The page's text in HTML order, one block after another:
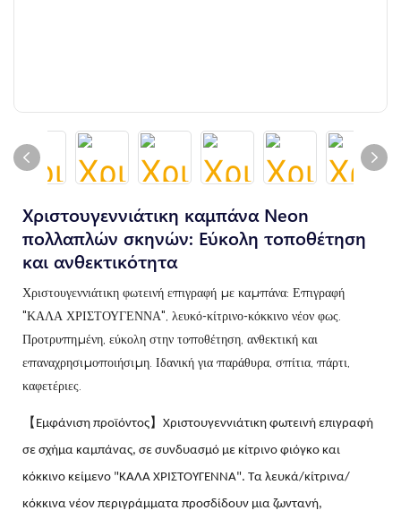
Χριστουγεννιάτικη καμπάνα Neon
πολλαπλών σκηνών: Εύκολη τοποθέτηση
και ανθεκτικότητα
Χριστουγεννιάτικη φωτεινή επιγραφή με καμπάνα: Επιγραφή
"ΚΑΛΑ ΧΡΙΣΤΟΥΓΕΝΝΑ", λευκό-κίτρινο-κόκκινο νέον φως.
Προτρυπημένη, εύκολη στην τοποθέτηση, ανθεκτική και
επαναχρησιμοποιήσιμη. Ιδανική για παράθυρα, σπίτια, πάρτι,
καφετέριες.
【Εμφάνιση προϊόντος】Χριστουγεννιάτικη φωτεινή επιγραφή
σε σχήμα καμπάνας, σε συνδυασμό με κίτρινο φιόγκο και
κόκκινο κείμενο "ΚΑΛΑ ΧΡΙΣΤΟΥΓΕΝΝΑ". Τα λευκά/κίτρινα/
κόκκινα νέον περιγράμματα προσδίδουν μια ζωντανή,